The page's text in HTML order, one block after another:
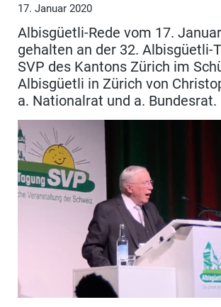
17. Januar 2020
Albisgüetli-Rede vom 17.
gehalten an der 32. Albisgüetli-
SVP des Kantons Zürich im
Albisgüetli in Zürich von
a. Nationalrat und a. Bundesrat.